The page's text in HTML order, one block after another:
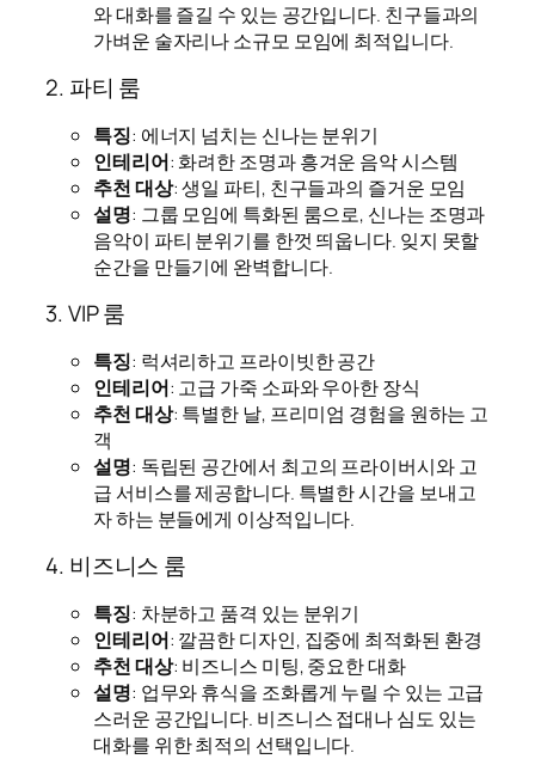
와 대화를 즐길 수 있는 공간입니다. 친구들과의
가벼운 술자리나 소규모 모임에 최적입니다.
2. 파티 룸
특징: 에너지 넘치는 신나는 분위기
인테리어: 화려한 조명과 흥겨운 음악 시스템
추천 대상: 생일 파티, 친구들과의 즐거운 모임
설명: 그룹 모임에 특화된 룸으로, 신나는 조명과
음악이 파티 분위기를 한껏 띄웁니다. 잊지 못할
순간을 만들기에 완벽합니다.
3. VIP 룸
특징: 럭셔리하고 프라이빗한 공간
인테리어: 고급 가죽 소파와 우아한 장식
추천 대상: 특별한 날, 프리미엄 경험을 원하는 고
객
설명: 독립된 공간에서 최고의 프라이버시와 고
급 서비스를 제공합니다. 특별한 시간을 보내고
자 하는 분들에게 이상적입니다.
4. 비즈니스 룸
특징: 차분하고 품격 있는 분위기
인테리어: 깔끔한 디자인, 집중에 최적화된 환경
추천 대상: 비즈니스 미팅, 중요한 대화
설명: 업무와 휴식을 조화롭게 누릴 수 있는 고급
스러운 공간입니다. 비즈니스 접대나 심도 있는
대화를 위한 최적의 선택입니다.